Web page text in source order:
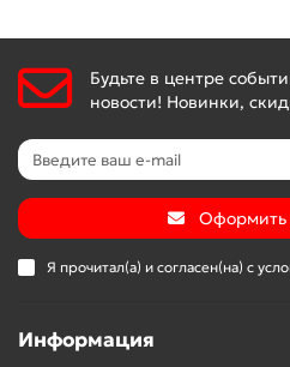
Будьте в центре
новости! Новинки,
Оформить
Я прочитал(а) и согласен(на) с
Информация